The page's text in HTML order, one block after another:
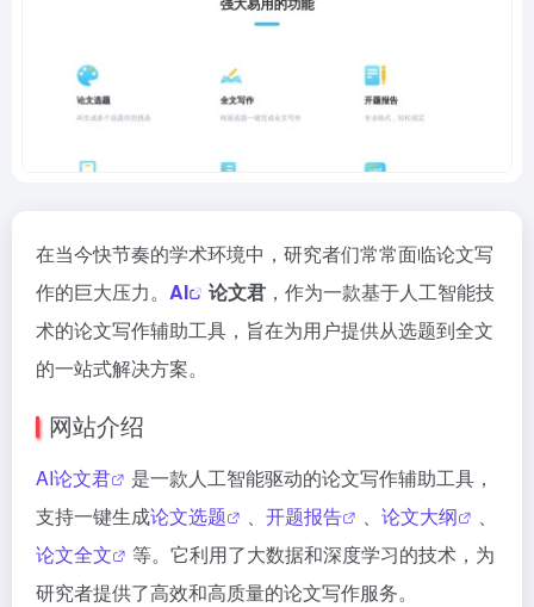
在当今快节奏的学术环境中，研究者们常常面临论文写
作的巨大压力。 AI 论文君 ，作为一款基于人工智能技
术的论文写作辅助工具，旨在为用户提供从选题到全文
的一站式解决方案。
网站介绍
AI论文君
是一款人工智能驱动的论文写作辅助工具，
支持一键生成论文选题 、 开题报告 、 论文大纲
、
论文全文
等。它利用了大数据和深度学习的技术，为
研究者提供了高效和高质量的论文写作服务。